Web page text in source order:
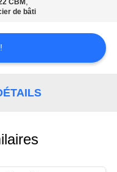
CBM
de bâti